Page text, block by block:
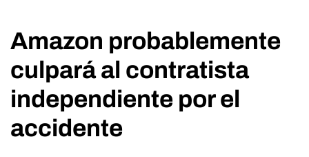
Amazon probablemente
culpará al contratista
independiente por el
accidente